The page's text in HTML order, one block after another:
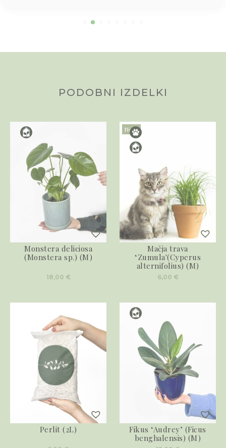
PODOBNI IZDELKI
Monstera deliciosa
(Monstera sp.) (M)
18,00 €
Novo
Mačja trava
‘Zumula'(Cyperus
alternifolius) (M)
6,00 €
Perlit (2L)
Fikus ‘Audrey’ (Ficus
benghalensis) (M)